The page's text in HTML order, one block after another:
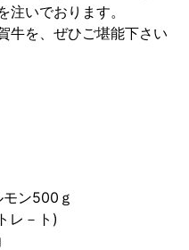
いでおります。
牛を、ぜひご堪能下さい
ン500ｇ
レ－ト)